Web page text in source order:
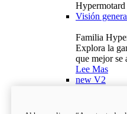
Hypermotard
Visión
Familia
Explora la
que mejor se
Lee Mas
new V2
120,4